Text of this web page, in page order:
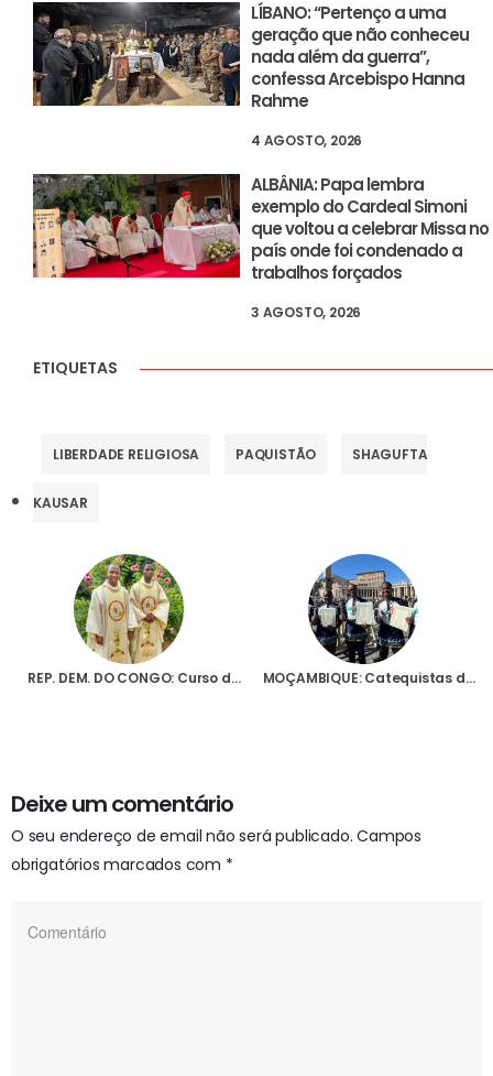
LÍBANO: “Pertenço a uma
geração que não conheceu
nada além da guerra”,
confessa Arcebispo Hanna
Rahme
4 AGOSTO, 2026
ALBÂNIA: Papa lembra
exemplo do Cardeal Simoni
que voltou a celebrar Missa no
país onde foi condenado a
trabalhos forçados
3 AGOSTO, 2026
ETIQUETAS
LIBERDADE RELIGIOSA PAQUISTÃO SHAGUFTA
KAUSAR
REP. DEM. DO CONGO: Curso de formação contínua para jovens religiosos MOÇAMBIQUE: Catequistas dão testemunho de coragem para cumprirem a sua missão evangelizadora em Cabo Delgado
Deixe um comentário
O seu endereço de email não será publicado. Campos
obrigatórios marcados com *